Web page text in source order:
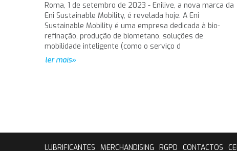
Roma, 1 de setembro de 2023 - Enilive, a nova marca da
Eni Sustainable Mobility, é revelada hoje. A Eni
Sustainable Mobility é uma empresa dedicada à bio-
refinação, produção de biometano, soluções de
mobilidade inteligente (como o serviço d
ler mais»
LUBRIFICANTES MERCHANDISING RGPD CONTACTOS